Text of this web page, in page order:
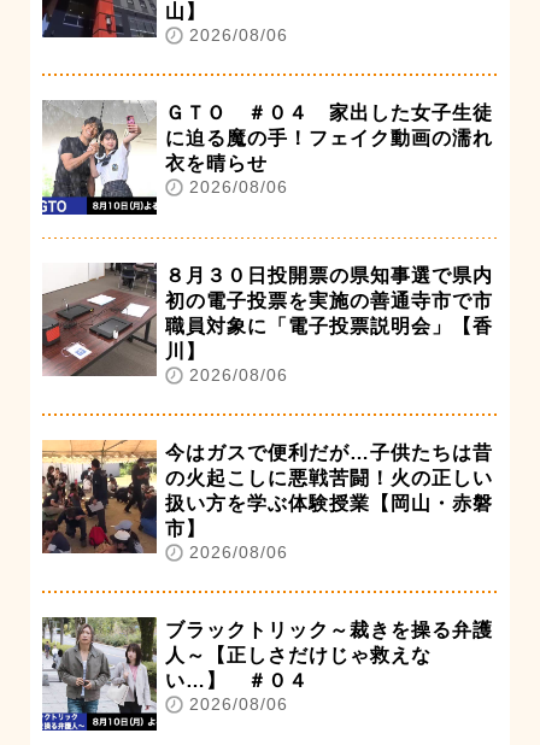
山】
2026/08/06
ＧＴＯ ＃０４ 家出した女子生徒
に迫る魔の手！フェイク動画の濡れ
衣を晴らせ
2026/08/06
８月３０日投開票の県知事選で県内
初の電子投票を実施の善通寺市で市
職員対象に「電子投票説明会」【香
川】
2026/08/06
今はガスで便利だが…子供たちは昔
の火起こしに悪戦苦闘！火の正しい
扱い方を学ぶ体験授業【岡山・赤磐
市】
2026/08/06
ブラックトリック～裁きを操る弁護
人～【正しさだけじゃ救えな
い…】 ＃０４
2026/08/06